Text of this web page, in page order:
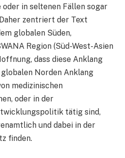
in seltenen Fällen sogar
zentriert der Text
globalen Süden,
Region (Süd-West-Asien
dass diese Anklang
Norden Anklang
medizinischen
oder in der
tätig sind,
und dabei in der
finden.